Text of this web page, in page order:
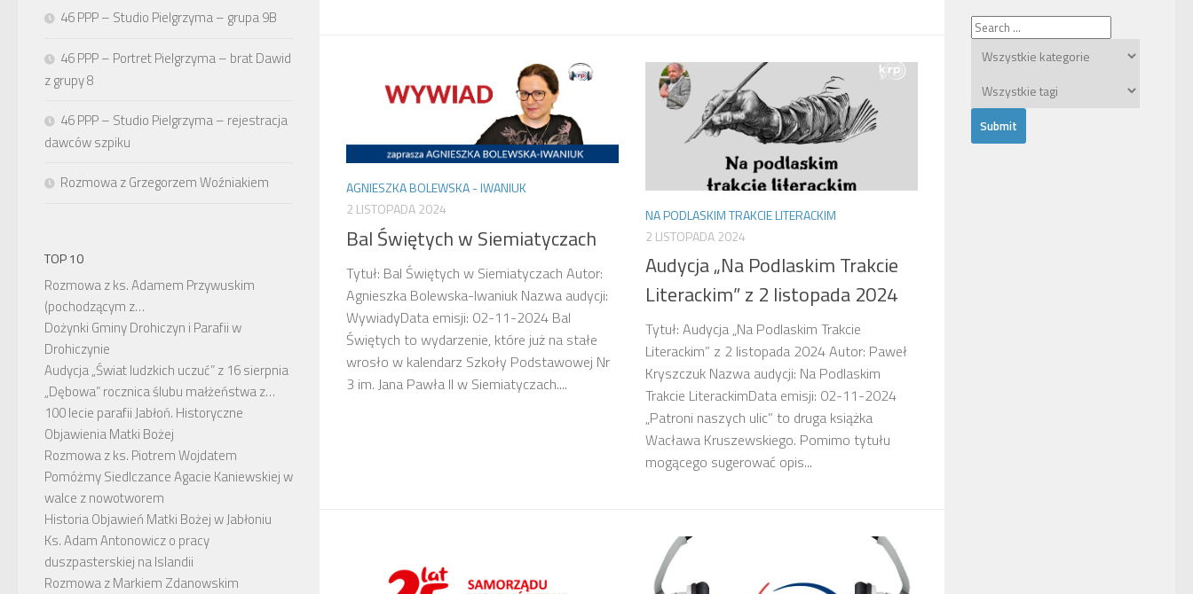
AGNIESZKA BOLEWSKA - IWANIUK
2 LISTOPADA 2024
Bal Świętych w Siemiatyczach
Tytuł: Bal Świętych w Siemiatyczach Autor:
Agnieszka Bolewska-Iwaniuk Nazwa audycji:
WywiadyData emisji: 02-11-2024 Bal
Świętych to wydarzenie, które już na stałe
wrosło w kalendarz Szkoły Podstawowej Nr
3 im. Jana Pawła II w Siemiatyczach....
NA PODLASKIM TRAKCIE LITERACKIM
2 LISTOPADA 2024
Audycja „Na Podlaskim Trakcie
Literackim” z 2 listopada 2024
Tytuł: Audycja „Na Podlaskim Trakcie
Literackim” z 2 listopada 2024 Autor: Paweł
Kryszczuk Nazwa audycji: Na Podlaskim
Trakcie LiterackimData emisji: 02-11-2024
„Patroni naszych ulic” to druga książka
Wacława Kruszewskiego. Pomimo tytułu
mogącego sugerować opis...
46 PPP – Studio Pielgrzyma – grupa 9B
46 PPP – Portret Pielgrzyma – brat Dawid
z grupy 8
46 PPP – Studio Pielgrzyma – rejestracja
dawców szpiku
Rozmowa z Grzegorzem Woźniakiem
TOP 10
Rozmowa z ks. Adamem Przywuskim
(pochodzącym z…
Dożynki Gminy Drohiczyn i Parafii w
Drohiczynie
Audycja „Świat ludzkich uczuć” z 16 sierpnia
„Dębowa” rocznica ślubu małżeństwa z…
100 lecie parafii Jabłoń. Historyczne
Objawienia Matki Bożej
Rozmowa z ks. Piotrem Wojdatem
Pomóżmy Siedlczance Agacie Kaniewskiej w
walce z nowotworem
Historia Objawień Matki Bożej w Jabłoniu
Ks. Adam Antonowicz o pracy
duszpasterskiej na Islandii
Rozmowa z Markiem Zdanowskim